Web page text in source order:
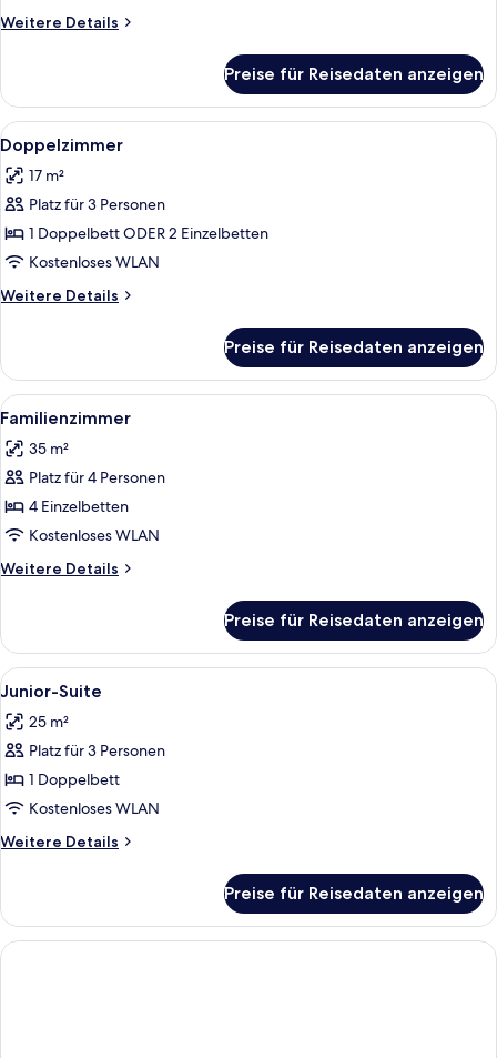
Weitere Details
Weitere
zur
Einzelnutzung
Preise für Reisedaten anzeigen
Alle
Fotos
für
Doppelzimmer
anzeigen
Ein Hotelzimmer mit zwei Betten,
5
Doppelzimmer
17 m²
Platz für 3 Personen
1 Doppelbett ODER 2 Einzelbetten
Kostenloses WLAN
Weitere Details
Weitere
Preise für Reisedaten anzeigen
Alle
Fotos
für
Familienzimmer
anzeigen
Ein Hotelzimmer mit zwei Betten,
5
Familienzimmer
35 m²
Platz für 4 Personen
4 Einzelbetten
Kostenloses WLAN
Weitere Details
Weitere
Preise für Reisedaten anzeigen
Alle
Fotos
für
Junior-
Suite
anzeigen
Ein modernes Hotelzimmer mit Bett,
7
Junior-Suite
25 m²
Platz für 3 Personen
1 Doppelbett
Kostenloses WLAN
Weitere Details
Weitere
Suite
Preise für Reisedaten anzeigen